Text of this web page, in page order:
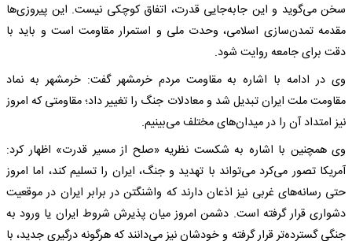
سخن می‌گوید و این جابه‌جایی قدرت، اتفاق کوچکی نیست. این پیروزی‌ها
مقدمه تمدن‌سازی اسلامی، وحدت ملی و استمرار مقاومت است و باید با
دقت برای جامعه روایت شود.
وی در ادامه با اشاره به مقاومت مردم خرمشهر گفت: خرمشهر به نماد
مقاومت ملت ایران تبدیل شد و معادلات جنگ را تغییر داد؛ مقاومتی که امروز
نیز امتداد آن را در میدان‌های مختلف می‌بینیم.
وی همچنین با اشاره به شکست نظریه «صلح از مسیر قدرت» اظهار کرد:
آمریکا تصور می‌کرد می‌تواند با تهدید و جنگ، ایران را تسلیم کند، اما امروز
حتی رسانه‌های غربی نیز اذعان دارند که واشنگتن در برابر ایران در موقعیت
دشواری قرار گرفته است. دشمن امروز میان پذیرش شروط ایران یا ورود به
جنگی گسترده‌تر قرار گرفته و خودشان نیز می‌دانند که هرگونه درگیری جدید، با